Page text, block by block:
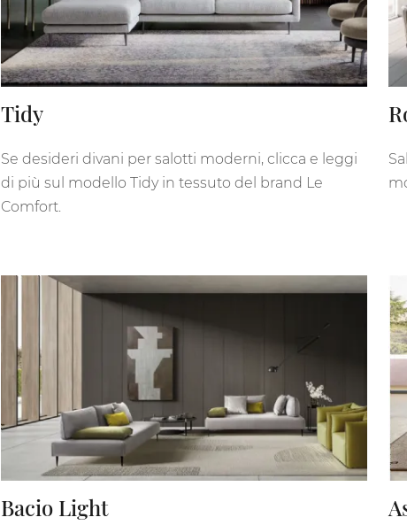
Tidy
Se desideri divani per salotti moderni, clicca e leggi
di più sul modello Tidy in tessuto del brand Le
Comfort.
Bacio Light